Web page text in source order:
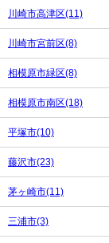
川崎市高津区(11)
川崎市宮前区(8)
相模原市緑区(8)
相模原市南区(18)
平塚市(10)
藤沢市(23)
茅ヶ崎市(11)
三浦市(3)